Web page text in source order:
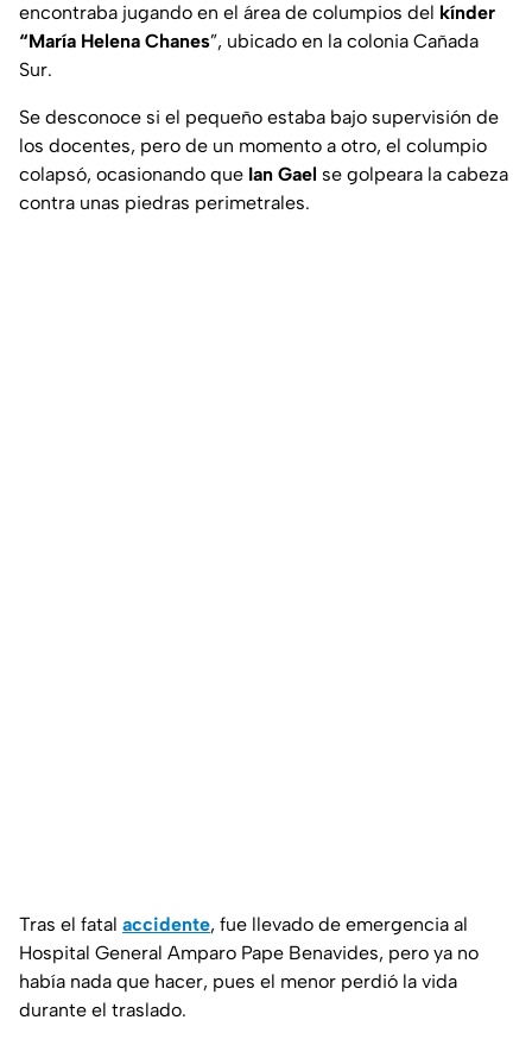
encontraba jugando en el área de columpios del kínder
“María Helena Chanes”, ubicado en la colonia Cañada
Sur.
Se desconoce si el pequeño estaba bajo supervisión de
los docentes, pero de un momento a otro, el columpio
colapsó, ocasionando que Ian Gael se golpeara la cabeza
contra unas piedras perimetrales.
Tras el fatal accidente, fue llevado de emergencia al
Hospital General Amparo Pape Benavides, pero ya no
había nada que hacer, pues el menor perdió la vida
durante el traslado.